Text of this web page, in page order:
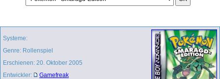
Systeme:
Genre: Rollenspiel
Erschienen: 20. Oktober 2005
Entwickler:
Gamefreak